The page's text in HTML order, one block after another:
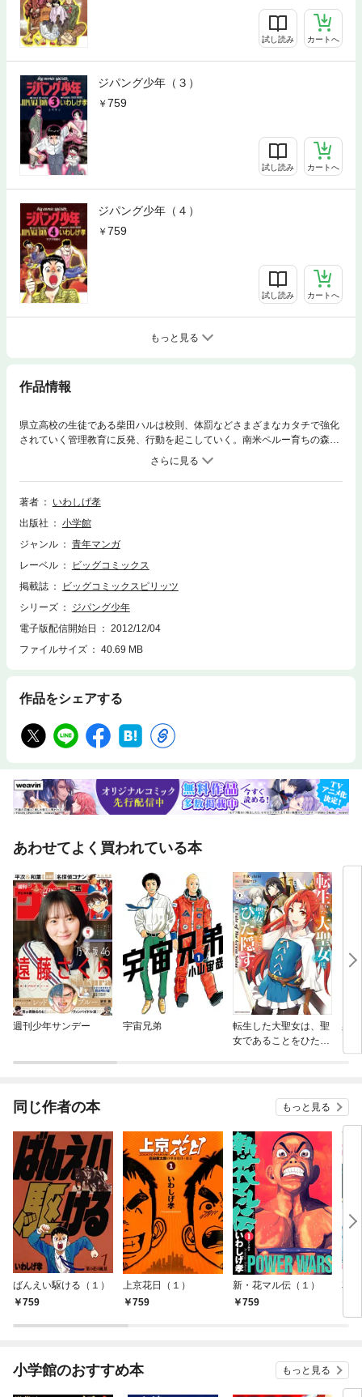
試し読み カートへ
ジパング少年（３）
759
試し読み カートへ
ジパング少年（４）
759
試し読み カートへ
もっと見る
作品情報
県立高校の生徒である柴田ハルは校則、体罰などさまざまなカタチで強化
されていく管理教育に反発、行動を起こしていく。南米ペルー育ちの森と
とら、財閥総帥の孫で鑑別所経験のある巨漢・城山ひとみ、ひとみの幼な
じみでモデルの神島かんなという四人の仲間を得たハルは、理想の学校を
創るという夢を実現させるために彼らと日本を脱出、伝説の黄金郷・エル
ドラドを目指す！1988年から1991年、週刊ビッグコミックスピリッツ連
著者
いわしげ孝
出版社
小学館
ジャンル
青年マンガ
レーベル
ビッグコミックス
掲載誌
ビッグコミックスピリッツ
シリーズ
ジパング少年
電子版配信開始日
2012/12/04
ファイルサイズ
40.69 MB
作品をシェアする
あわせてよく買われている本
週刊少年サンデー 宇宙兄弟
転生した大聖女は、聖
女であることをひた隠
柔
同じ作者の本 もっと見る
ばんえい駆ける（１）
759
上京花日（１）
759
新・花マル伝（１）
759
花
小学館のおすすめ本 もっと見る